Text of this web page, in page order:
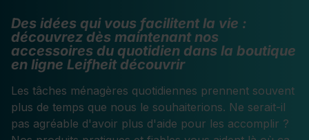
Des idées qui vous facilitent la vie :
découvrez dès maintenant nos
accessoires du quotidien dans la boutique
en ligne Leifheit découvrir
Les tâches ménagères quotidiennes prennent souvent
plus de temps que nous le souhaiterions. Ne serait-il
pas agréable d'avoir plus d'aide pour les accomplir ?